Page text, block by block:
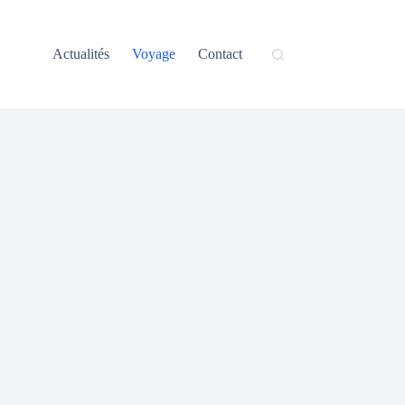
Actualités
Voyage Contact